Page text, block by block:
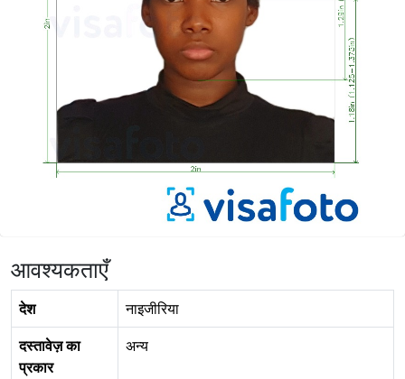
आवश्यकताएँ
देश
नाइजीरिया
दस्तावेज़ का
प्रकार
अन्य